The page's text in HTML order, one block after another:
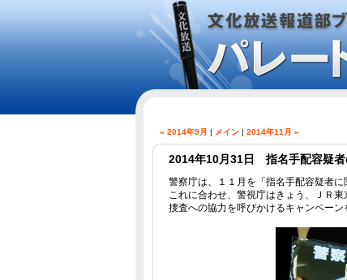
« 2014年9月 | メイン| 2014年11月 »
2014年10月31日 指名手配容疑者
警察庁は、１１月を「指名手配容疑者に
これに合わせ、警視庁はきょう、ＪＲ
捜査への協力を呼びかけるキャンペーン